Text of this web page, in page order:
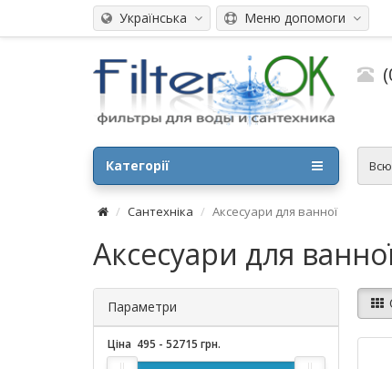
Українська Меню допомоги
Категорії
Сантехніка Аксесуари для ванної
Аксесуари для
Параметри
Ціна 495 - 52715 грн.